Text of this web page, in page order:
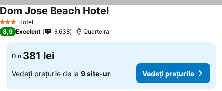
3 SteleHotel
Dom Jose Beach Hotel
8,9 Excelent 6.638 Quarteira
Din 381 lei
Vedeți prețurile de la 9 site-uri Vedeți prețurile